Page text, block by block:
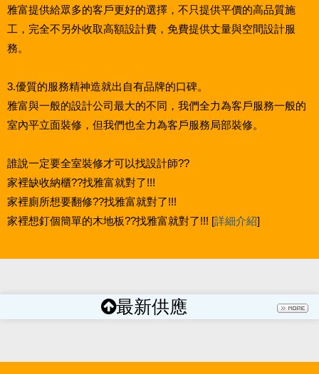
雅富提供給眾多的客戶更好的選擇，不只提供平價的高品質施
工，完全不另外收取高額設計費，免費提供丈量與空間設計服
務。
3.優質的服務精神造就出自有品牌的口碑。
雅富與一般的設計公司最大的不同，我們全力為客戶服務一般的
室內平立面裝修，但我們也全力為客戶服務局部裝修。
誰說一定要全室裝修才可以找設計師??
家裡缺收納櫃??找雅富就對了!!!
家裡廁所想要翻修??找雅富就對了!!!
家裡想釘個簡單的木地板??找雅富就對了!!! [詳細介紹]
最新供應